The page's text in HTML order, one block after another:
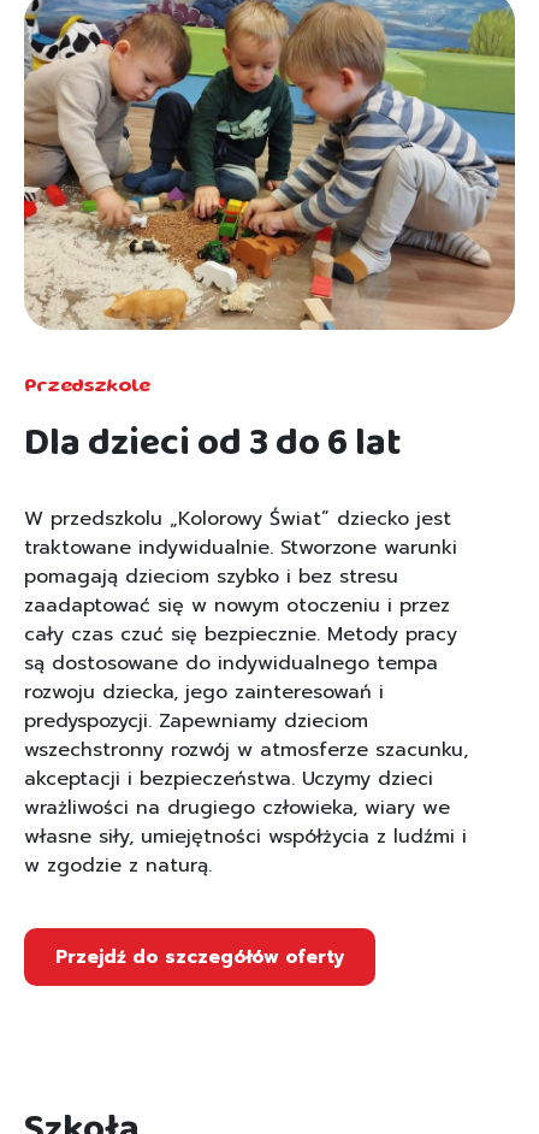
Przedszkole
Dla dzieci od 3 do 6 lat
W przedszkolu „Kolorowy Świat” dziecko jest
traktowane indywidualnie. Stworzone warunki
pomagają dzieciom szybko i bez stresu
zaadaptować się w nowym otoczeniu i przez
cały czas czuć się bezpiecznie. Metody pracy
są dostosowane do indywidualnego tempa
rozwoju dziecka, jego zainteresowań i
predyspozycji. Zapewniamy dzieciom
wszechstronny rozwój w atmosferze szacunku,
akceptacji i bezpieczeństwa. Uczymy dzieci
wrażliwości na drugiego człowieka, wiary we
własne siły, umiejętności współżycia z ludźmi i
w zgodzie z naturą.
Przejdź do szczegółów oferty